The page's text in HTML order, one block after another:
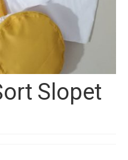
Slopet